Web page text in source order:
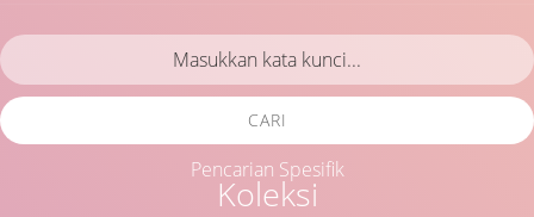
Koleksi
CARI
Pencarian Spesifik